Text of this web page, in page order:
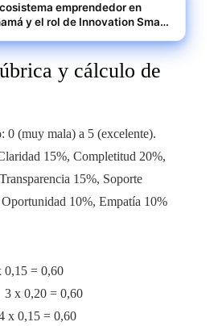
emprendedor en
y el rol de Innovation Smart
y cálculo de
0 (muy mala) a 5 (excelente).
15%, Completitud 20%,
15%, Soporte
10%, Empatía 10%
= 0,60
x 0,20 = 0,60
x 0,15 = 0,60